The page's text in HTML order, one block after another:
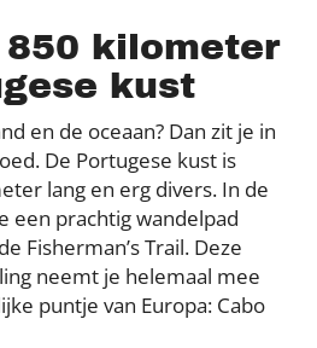
850 kilometer
kust
en de oceaan? Dan zit je in
De Portugese kust is
lang en erg divers. In de
een prachtig wandelpad
Fisherman’s Trail. Deze
neemt je helemaal mee
puntje van Europa: Cabo